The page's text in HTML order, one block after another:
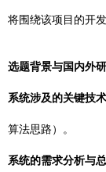
将围绕该项目的开
选题背景与国内外
系统涉及的关键技
算法思路）。
系统的需求分析与